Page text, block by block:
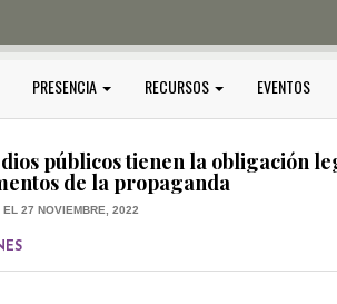
PRESENCIA RECURSOS EVENTOS
17 DICIEMBRE, 2022
públicos tienen la obligación
de la propaganda
EL 27 NOVIEMBRE, 2022
ciudadanos e IFT deben